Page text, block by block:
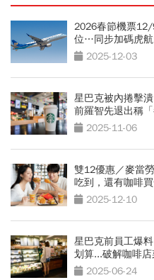
2026春節機票
位…同步加碼虎
2025-12-03
星巴克被內捲擊
前羅智先退出稱
2025-11-06
雙12優惠／麥當
吃到，還有咖啡
2025-12-10
星巴克前員工爆
划算...破解咖啡店
2025-06-24